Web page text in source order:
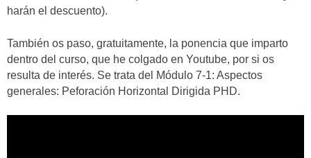
harán el descuento).
También os paso, gratuitamente, la ponencia que imparto
dentro del curso, que he colgado en Youtube, por si os
resulta de interés. Se trata del Módulo 7-1: Aspectos
generales: Peforación Horizontal Dirigida PHD.